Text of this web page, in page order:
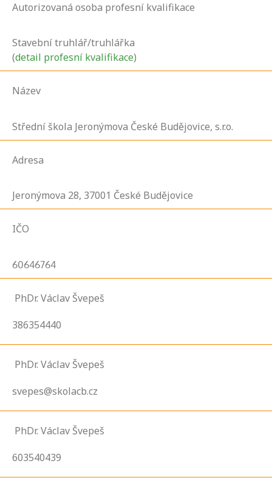
Autorizovaná osoba profesní kvalifikace
Stavební truhlář/truhlářka
(detail profesní kvalifikace)
Název
Střední škola Jeronýmova České Budějovice, s.r.o.
Adresa
Jeronýmova 28, 37001 České Budějovice
IČO
60646764
PhDr. Václav Švepeš
386354440
PhDr. Václav Švepeš
svepes@skolacb.cz
PhDr. Václav Švepeš
603540439